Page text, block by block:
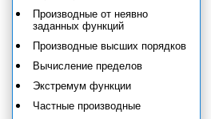
Производные от неявно
заданных функций
Производные высших порядков
Вычисление пределов
Экстремум функции
Частные производные